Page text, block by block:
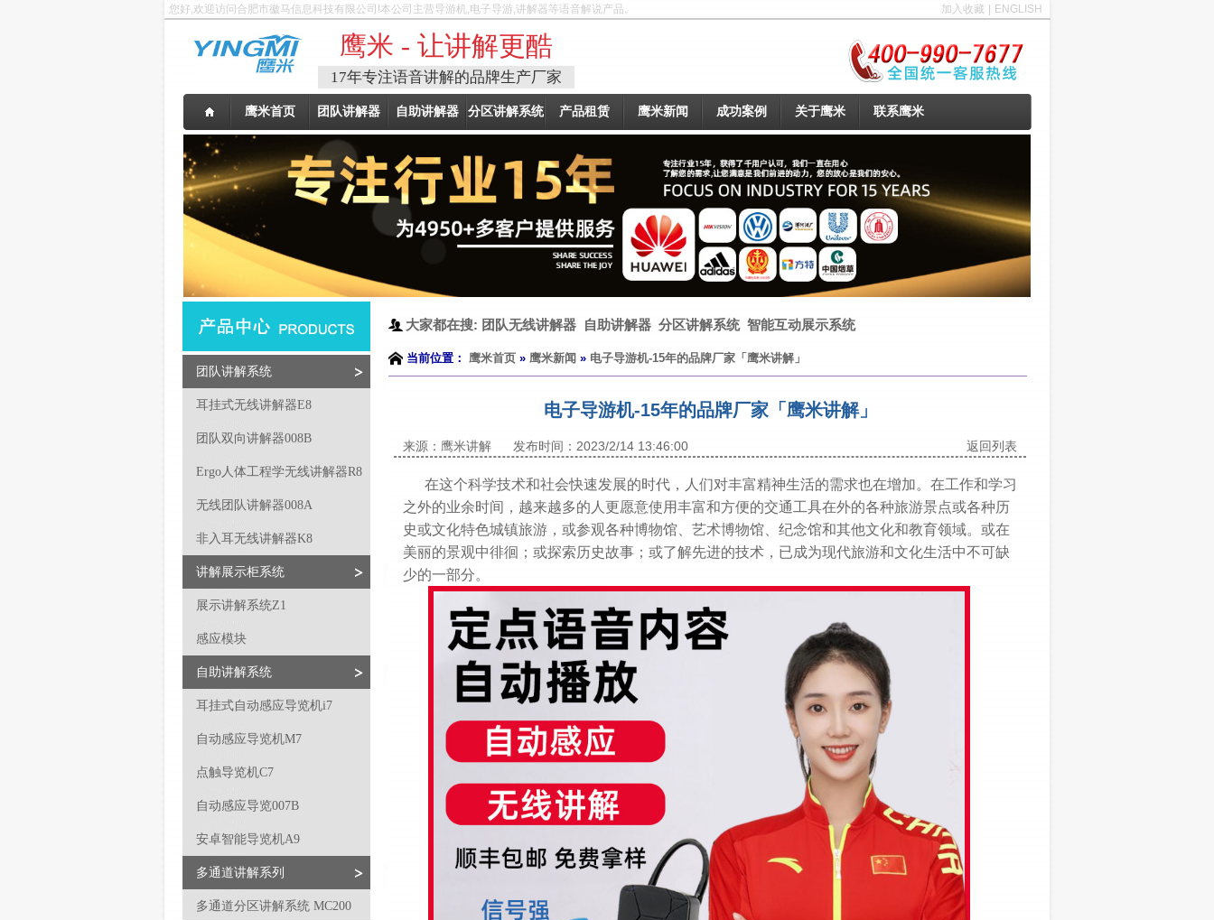
加入收藏 ENGLISH
您好,欢迎访问合肥市徽马信息科技有限公司!本公司主营导游机,电子导游,讲解器等语音解说产品。
鹰米 - 让讲解更酷
17年专注语音讲解的品牌生产厂家
鹰米首页 团队讲解器 自助讲解器 分区讲解系统 产品租赁 鹰米新闻 成功案例 关于鹰米 联系鹰米
团队讲解系统
耳挂式无线讲解器E8
团队双向讲解器008B
Ergo人体工程学无线讲解器R8
无线团队讲解器008A
非入耳无线讲解器K8
讲解展示柜系统
展示讲解系统Z1
感应模块
自助讲解系统
耳挂式自动感应导览机i7
自动感应导览机M7
点触导览机C7
自动感应导览007B
安卓智能导览机A9
多通道讲解系列
多通道分区讲解系统 MC200
大家都在搜: 团队无线讲解器 自助讲解器 分区讲解系统 智能互动展示系统
当前位置： 鹰米首页 » 鹰米新闻 » 电子导游机-15年的品牌厂家「鹰米讲解」
电子导游机-15年的品牌厂家「鹰米讲解」
来源：鹰米讲解 发布时间：2023/2/14 13:46:00 返回列表
在这个科学技术和社会快速发展的时代，人们对丰富精神生活的需求也在增加。在工作和学习
之外的业余时间，越来越多的人更愿意使用丰富和方便的交通工具在外的各种旅游景点或各种历
史或文化特色城镇旅游，或参观各种博物馆、艺术博物馆、纪念馆和其他文化和教育领域。或在
美丽的景观中徘徊；或探索历史故事；或了解先进的技术，已成为现代旅游和文化生活中不可缺
少的一部分。